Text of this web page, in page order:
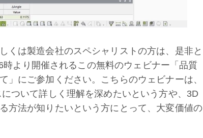
くは製造会社のスペシャリストの方は、是非と
より開催されるこの無料のウェビナー「品質
」にご参加ください。こちらのウェビナーは、
ついて詳しく理解を深めたいという方や、3D
方法が知りたいという方にとって、大変価値の